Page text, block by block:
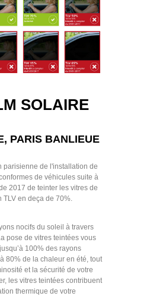
SOLAIRE
PARIS BANLIEUE
parisienne de l'installation de
de véhicules suite à
2017 de teinter les vitres de
en deça de 70%.
nocifs du soleil à travers
pose de vitres teintées vous
100% des rayons
80% de la chaleur en été, tout
et la sécurité de votre
les vitres teintées contribuent
thermique de votre